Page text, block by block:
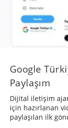
Google
Paylaşım
Dijital iletişim
için hazırlanan
paylaşılan ilk